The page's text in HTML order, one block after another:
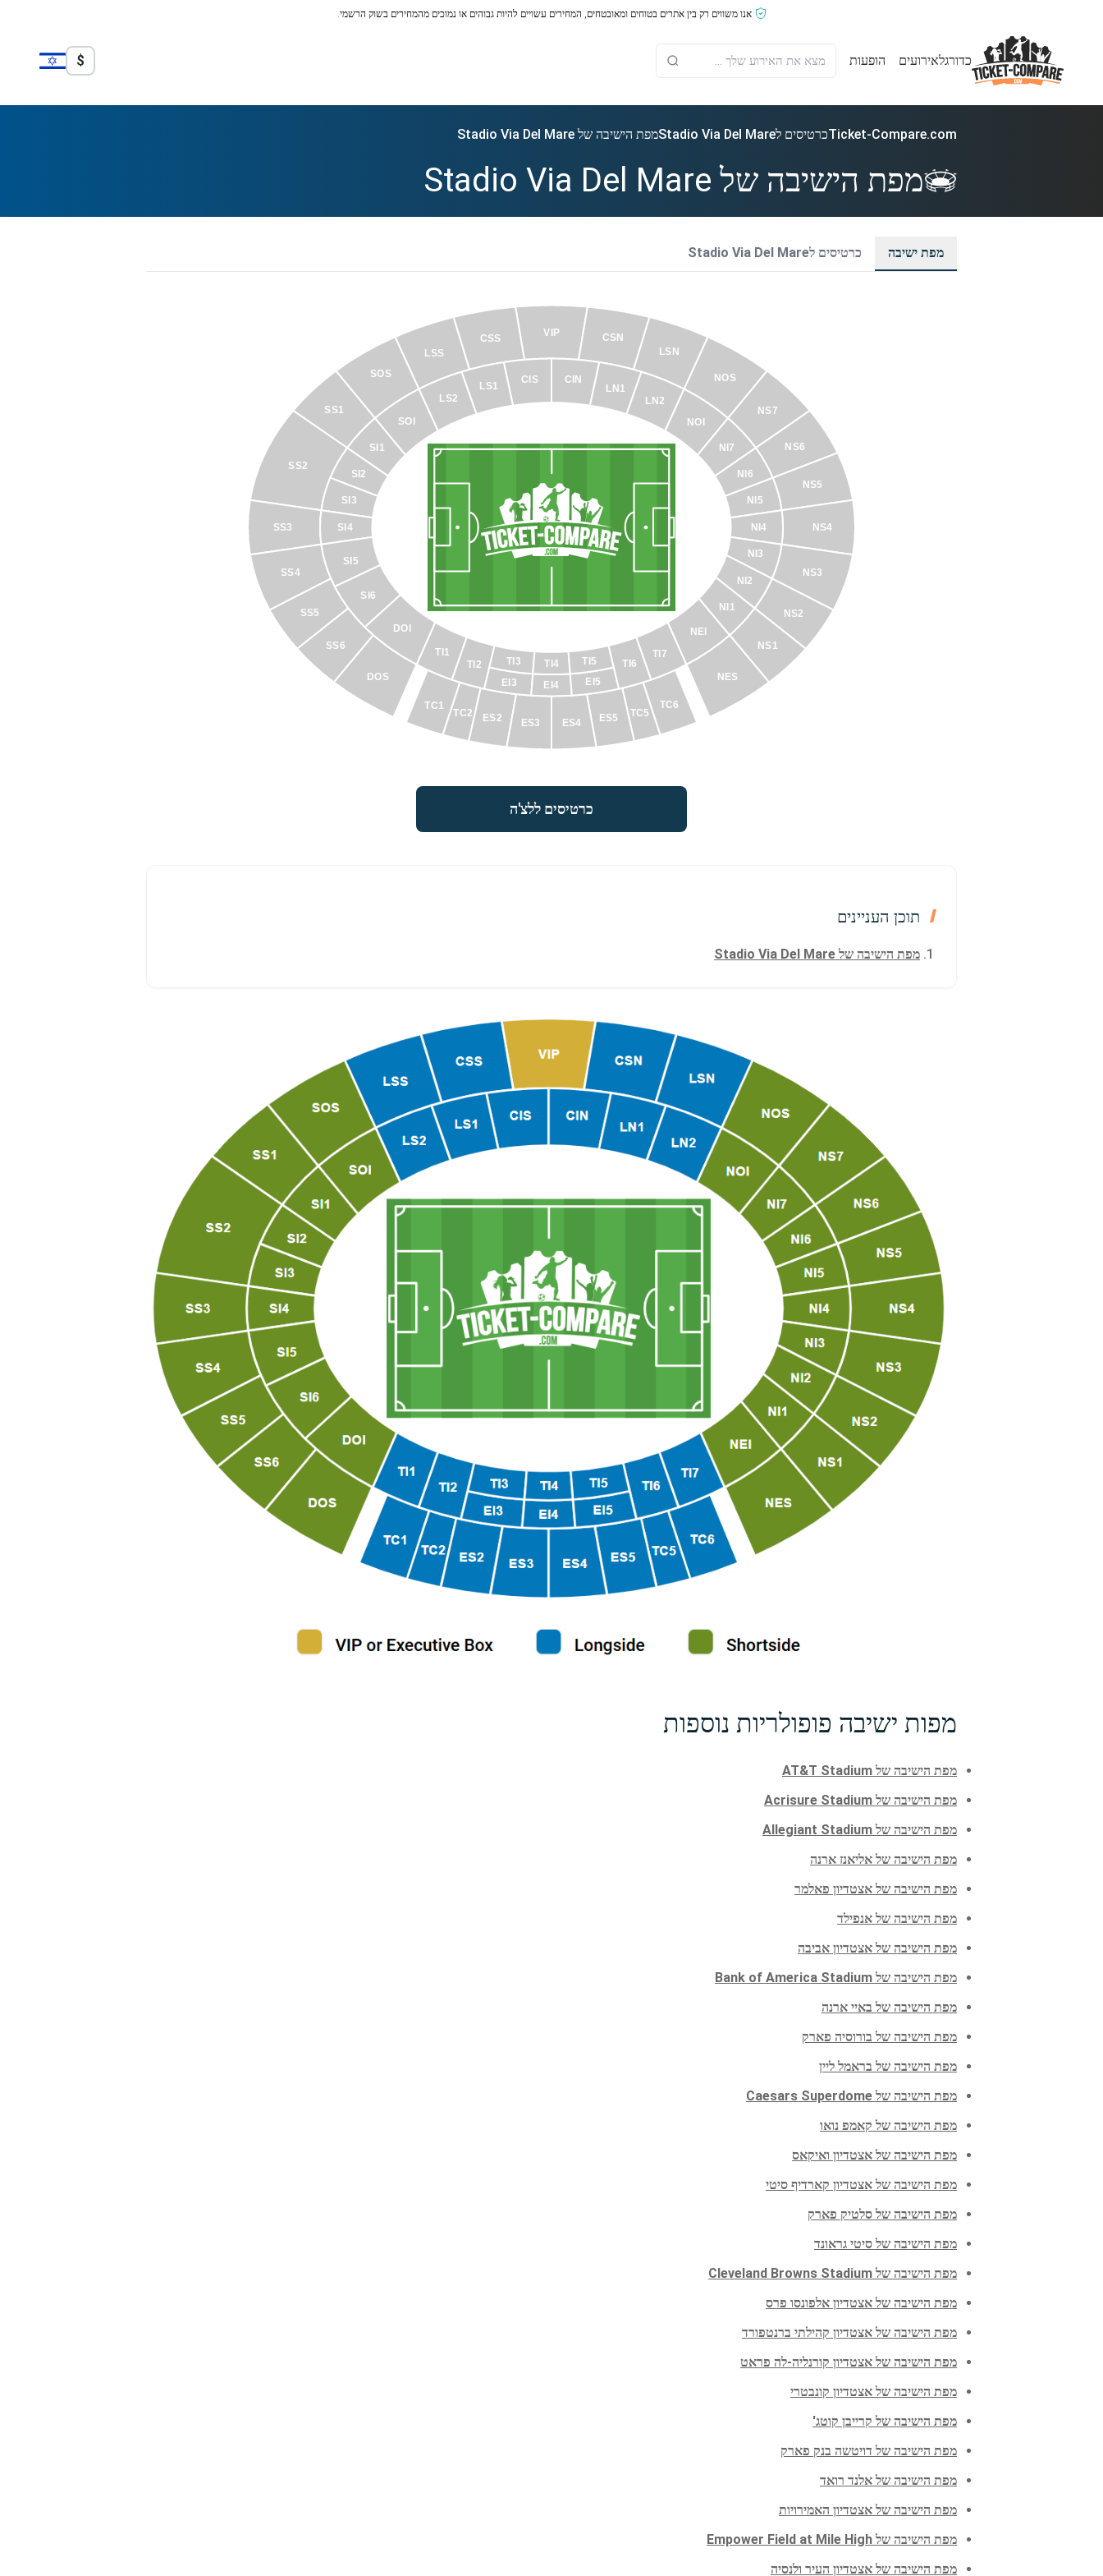
אנו משווים רק בין אתרים בטוחים ומאובטחים, המחירים עשויים להיות גבוהים או נמוכים מהמחירים בשוק הרשמי.
כדורגלאירועים הופעות $
Ticket-Compare.comכרטיסים לStadio Via Del Mare מפת הישיבה של Stadio Via Del Mare
מפת הישיבה של Stadio Via Del Mare
מפת ישיבה כרטיסים לStadio Via Del Mare
VIP
LSS
CSS
CSN
LSN
LS2
LS1
CIS CIN
LN1
LN2
TC1
TC2 ES2 ES3 ES4 ES5 TC5
TC6
TI1
TI2 TI3 TI4 TI5 TI6
TI7
EI3 EI4 EI5
DOS
DOI
SOS
SOI
SS1
SS2
SS3
SS4
SS5
SS6
SI1
SI2
SI3
SI4
SI5
SI6
NOS
NOI
NES
NEI
NS1
NS2
NS3
NS4
NS5
NS6
NS7
NI1
NI2
NI3
NI4
NI5
NI6
NI7
כרטיסים ללצ'ה
תוכן העניינים
מפת הישיבה של Stadio Via Del Mare
מפות ישיבה פופולריות נוספות
מפת הישיבה של AT&T Stadium
מפת הישיבה של Acrisure Stadium
מפת הישיבה של Allegiant Stadium
מפת הישיבה של אליאנז ארנה
מפת הישיבה של אצטדיון פאלמר
מפת הישיבה של אנפילד
מפת הישיבה של אצטדיון אביבה
מפת הישיבה של Bank of America Stadium
מפת הישיבה של באיי ארנה
מפת הישיבה של בורוסיה פארק
מפת הישיבה של בראמל ליין
מפת הישיבה של Caesars Superdome
מפת הישיבה של קאמפ נואו
מפת הישיבה של אצטדיון ואיקאס
מפת הישיבה של אצטדיון קארדיף סיטי
מפת הישיבה של סלטיק פארק
מפת הישיבה של סיטי גראונד
מפת הישיבה של Cleveland Browns Stadium
מפת הישיבה של אצטדיון אלפונסו פרס
מפת הישיבה של אצטדיון קהילתי ברנטפורד
מפת הישיבה של אצטדיון קורנליה-לה פראט
מפת הישיבה של אצטדיון קונבטרי
מפת הישיבה של קרייבן קוטג'
מפת הישיבה של דויטשה בנק פארק
מפת הישיבה של אלנד רואד
מפת הישיבה של אצטדיון האמירויות
מפת הישיבה של Empower Field at Mile High
מפת הישיבה של אצטדיון העיר ולנסיה